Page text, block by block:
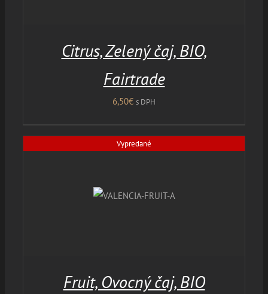
Citrus, Zelený čaj, BIO,
Fairtrade
6,50€ s DPH
Vypredané
Fruit, Ovocný čaj, BIO